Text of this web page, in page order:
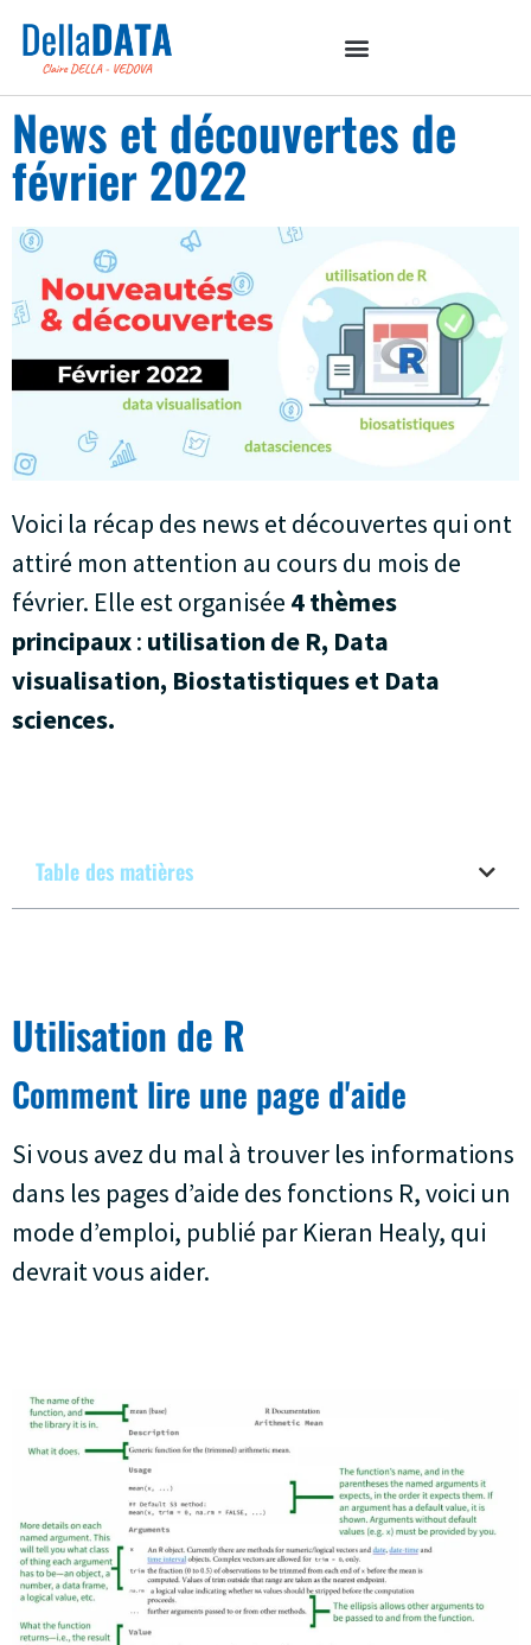
News et découvertes de
février 2022
Voici la récap des news et découvertes qui ont
attiré mon attention au cours du mois de
février. Elle est organisée 4 thèmes
principaux: utilisation de R, Data
visualisation, Biostatistiques et Data
sciences.
Table des matières
Utilisation de R
Comment lire une page d'aide
Si vous avez du mal à trouver les informations
dans les pages d’aide des fonctions R, voici un
mode d’emploi, publié par Kieran Healy, qui
devrait vous aider.